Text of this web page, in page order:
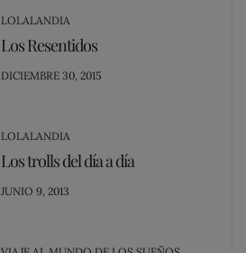
LOLALANDIA
Los Resentidos
POSTED
DICIEMBRE 30, 2015
LOLALANDIA
Los trolls del día a día
POSTED
JUNIO 9, 2013